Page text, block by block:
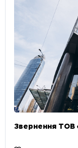
Звернення ТОВ